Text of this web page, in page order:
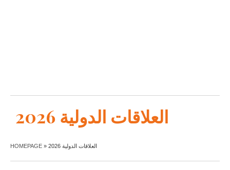
العلاقات الدولية 2026
HOMEPAGE » العلاقات الدولية 2026